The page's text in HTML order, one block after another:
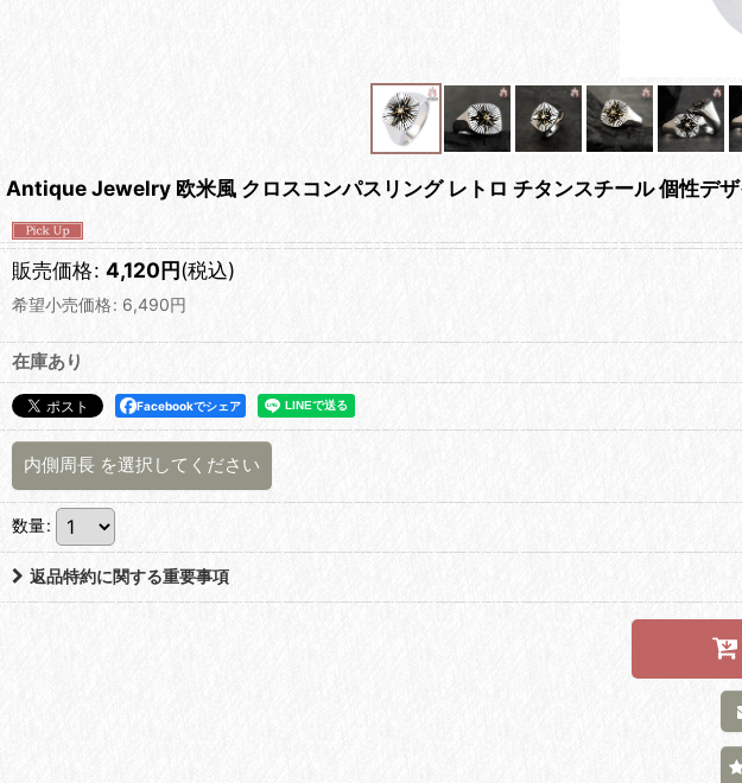
Antique Jewelry 欧米風 クロスコンパスリング レトロ チタンスチール 個性デ
販売価格: 4,120円(税込)
希望小売価格: 6,490円
在庫あり
Facebookでシェア
内側周長 を選択してください
数量:
返品特約に関する重要事項